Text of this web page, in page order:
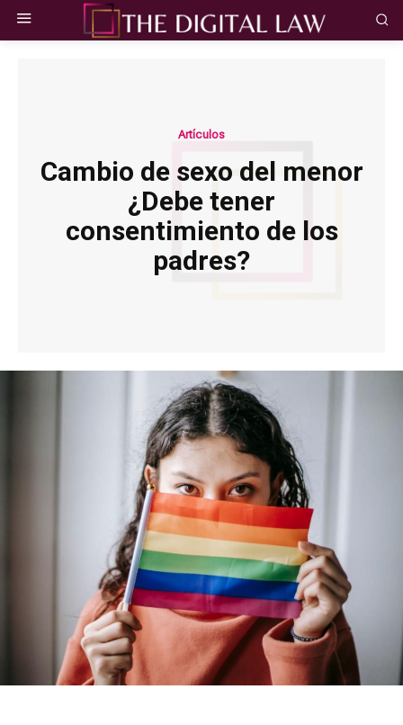
Artículos
Cambio de sexo del menor
¿Debe tener
consentimiento de los
padres?